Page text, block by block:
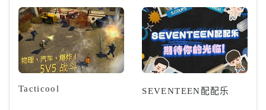
Tacticool SEVENTEEN配配乐